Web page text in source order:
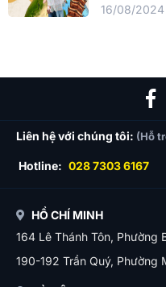
16/08/2024
Liên hệ với chúng tôi: (Hỗ
Hotline: 028 7303 6167
HỒ CHÍ MINH
164 Lê Thánh Tôn, Phường
190-192 Trần Quý, Phường